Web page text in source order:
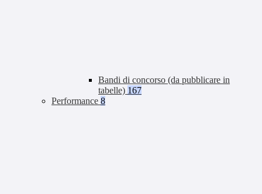
Bandi di concorso (da pubblicare in
tabelle) 167
Performance 8